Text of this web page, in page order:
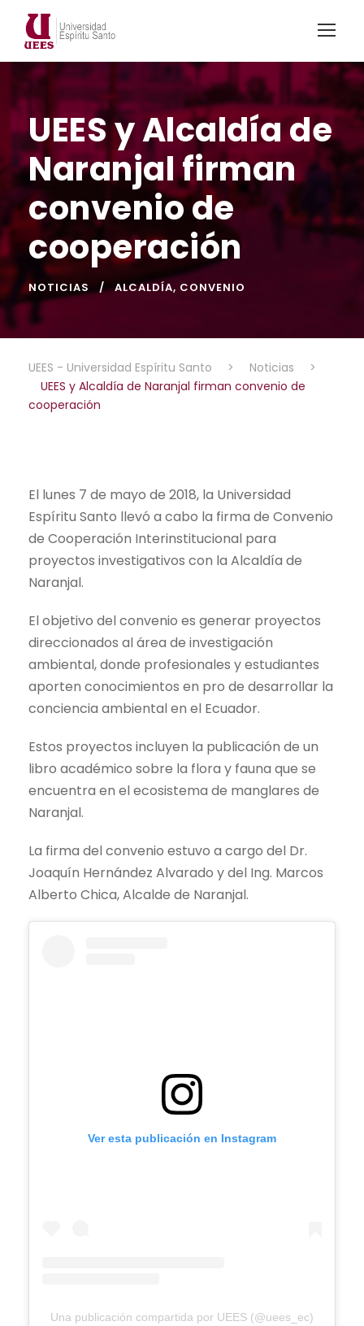
UEES y Alcaldía de
Naranjal firman
convenio de
cooperación
NOTICIAS ALCALDÍA, CONVENIO
UEES - Universidad Espíritu Santo > Noticias
>
UEES y Alcaldía de Naranjal firman convenio de
cooperación
El lunes 7 de mayo de 2018, la Universidad
Espíritu Santo llevó a cabo la firma de Convenio
de Cooperación Interinstitucional para
proyectos investigativos con la Alcaldía de
Naranjal.
El objetivo del convenio es generar proyectos
direccionados al área de investigación
ambiental, donde profesionales y estudiantes
aporten conocimientos en pro de desarrollar la
conciencia ambiental en el Ecuador.
Estos proyectos incluyen la publicación de un
libro académico sobre la flora y fauna que se
encuentra en el ecosistema de manglares de
Naranjal.
La firma del convenio estuvo a cargo del Dr.
Joaquín Hernández Alvarado y del Ing. Marcos
Alberto Chica, Alcalde de Naranjal.
Ver esta publicación en Instagram
Una publicación compartida por UEES (@uees_ec)